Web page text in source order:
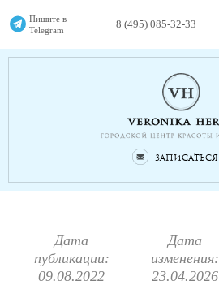
Пишите в
Telegram
8 (495) 085-32-33
Записаться
Дата
публикации:
09.08.2022
Дата
изменения:
23.04.2026